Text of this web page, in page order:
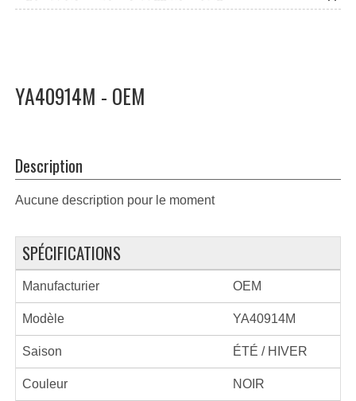
YA40914M - OEM
Description
Aucune description pour le moment
SPÉCIFICATIONS
Manufacturier OEM
Modèle YA40914M
Saison ÉTÉ / HIVER
Couleur NOIR